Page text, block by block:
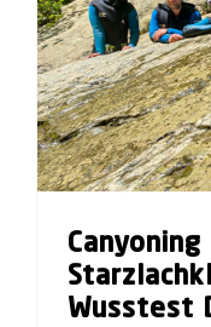
Wusstest